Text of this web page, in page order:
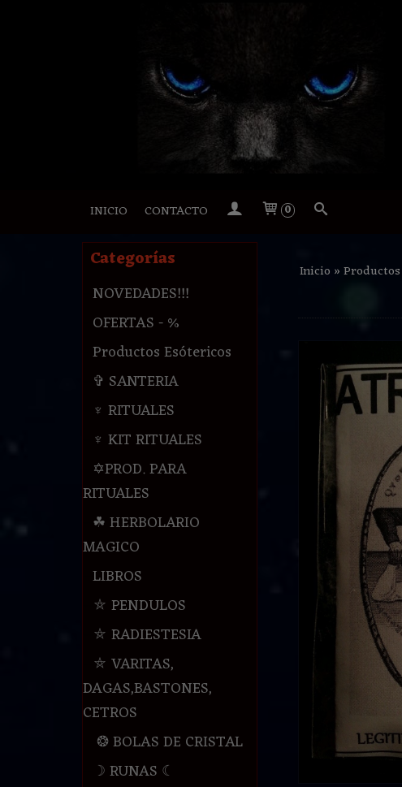
INICIO CONTACTO 0
Categorías
NOVEDADES!!!
OFERTAS - %
Productos Esótericos
✞ SANTERIA
♆ RITUALES
♆ KIT RITUALES
✡PROD. PARA
RITUALES
☘ HERBOLARIO
MAGICO
LIBROS
⛤ PENDULOS
⛤ RADIESTESIA
⛤ VARITAS,
DAGAS,BASTONES,
CETROS
❂ BOLAS DE CRISTAL
☽ RUNAS ☾
Inicio »